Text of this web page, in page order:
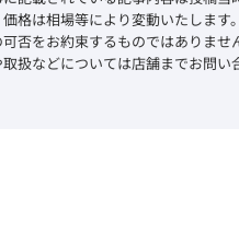
格は相場等により変動いたしま
否をお約束するものではありませ
扱などについては店舗までお問い